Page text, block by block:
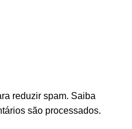
reduzir spam. Saiba
são processados.